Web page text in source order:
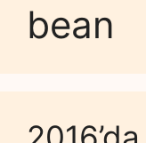
bean